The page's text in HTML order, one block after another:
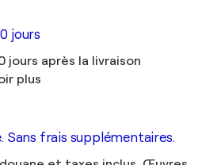
jours
jours après la livraison
plus
Sans frais supplémentaires.